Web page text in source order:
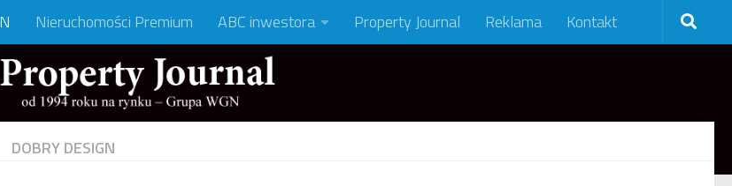
Nieruchomości Premium ABC inwestora Property Journal Reklama Kontakt
DOBRY DESIGN